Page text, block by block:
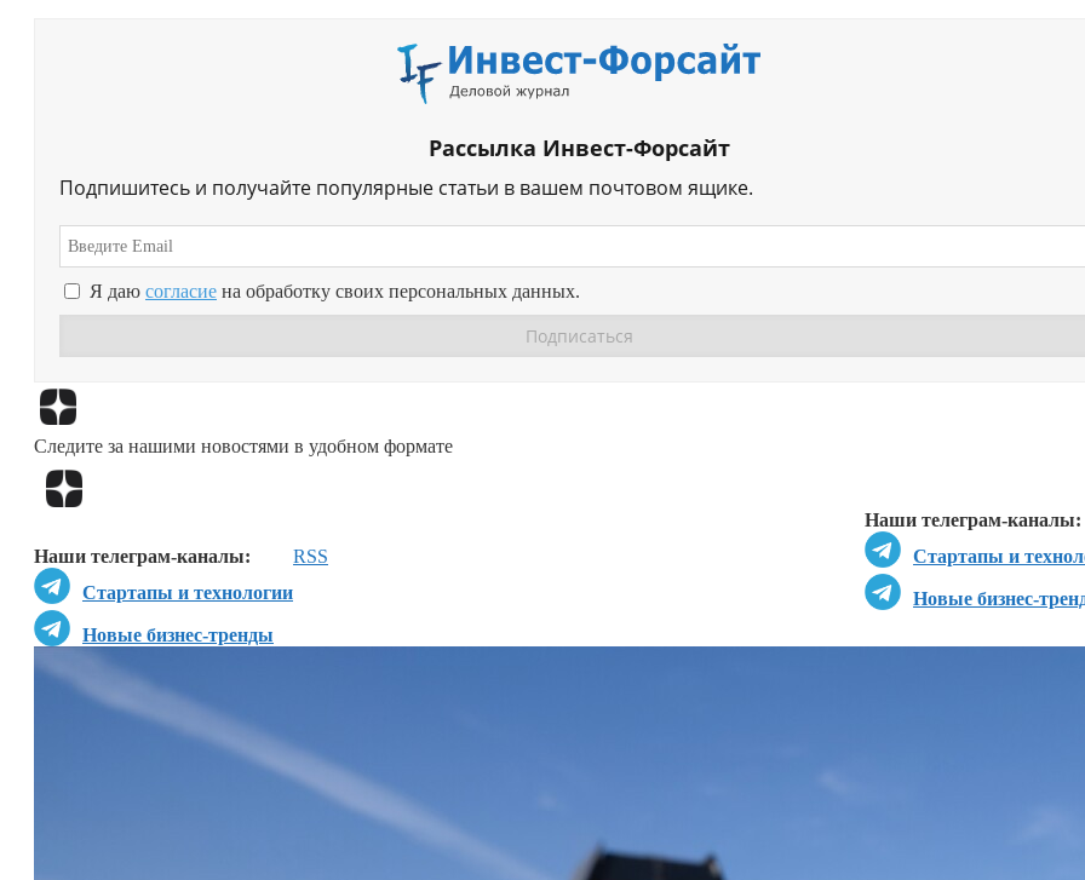
Рассылка Инвест-Форсайт
Подпишитесь и получайте популярные статьи в вашем почтовом ящике.
Я даю согласие на обработку своих персональных данных.
Следите за нашими новостями в удобном формате
Наши телеграм-каналы:
Стартапы и
Новые бизнес-
Наши телеграм-каналы:
Стартапы и технологии
Новые бизнес-тренды
RSS